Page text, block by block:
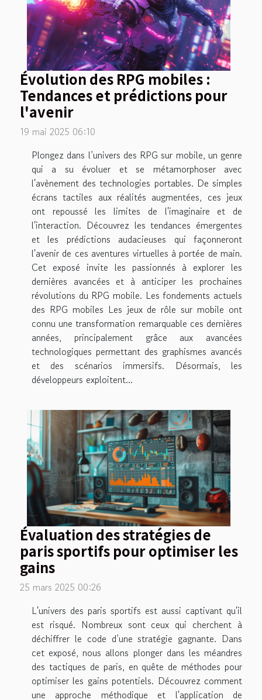
Évolution des RPG mobiles :
Tendances et prédictions pour
l'avenir
19 mai 2025 06:10
Plongez dans l’univers des RPG sur mobile, un genre
qui a su évoluer et se métamorphoser avec
l'avènement des technologies portables. De simples
écrans tactiles aux réalités augmentées, ces jeux
ont repoussé les limites de l'imaginaire et de
l'interaction. Découvrez les tendances émergentes
et les prédictions audacieuses qui façonneront
l'avenir de ces aventures virtuelles à portée de main.
Cet exposé invite les passionnés à explorer les
dernières avancées et à anticiper les prochaines
révolutions du RPG mobile. Les fondements actuels
des RPG mobiles Les jeux de rôle sur mobile ont
connu une transformation remarquable ces dernières
années, principalement grâce aux avancées
technologiques permettant des graphismes avancés
et des scénarios immersifs. Désormais, les
développeurs exploitent...
Évaluation des stratégies de
paris sportifs pour optimiser les
gains
25 mars 2025 00:26
L'univers des paris sportifs est aussi captivant qu'il
est risqué. Nombreux sont ceux qui cherchent à
déchiffrer le code d’une stratégie gagnante. Dans
cet exposé, nous allons plonger dans les méandres
des tactiques de paris, en quête de méthodes pour
optimiser les gains potentiels. Découvrez comment
une approche méthodique et l'application de